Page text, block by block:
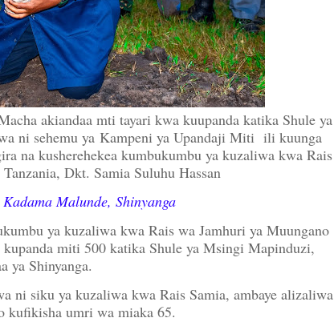
akiandaa mti tayari kwa kuupanda katika Shule ya
ni sehemu ya Kampeni ya Upandaji Miti ili kuunga
na kusherehekea kumbukumbu ya kuzaliwa kwa Rais
Dkt. Samia Suluhu Hassan
Malunde, Shinyanga
ya kuzaliwa kwa Rais wa Jamhuri ya Muungano
miti 500 katika Shule ya Msingi Mapinduzi,
ya Shinyanga.
ni siku ya kuzaliwa kwa Rais Samia, ambaye alizaliwa
kufikisha umri wa miaka 65.